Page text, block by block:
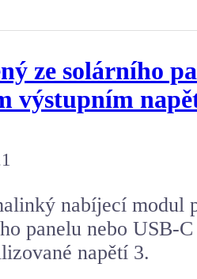
ze solárního
výstupním
nabíjecí
panelu nebo USB-
napětí 3.